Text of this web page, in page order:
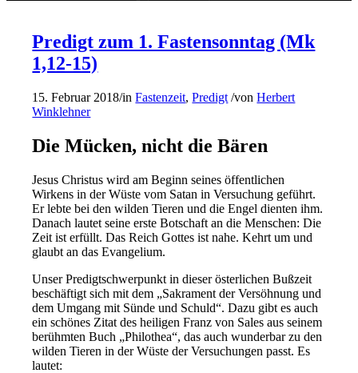
Predigt zum 1. Fastensonntag (Mk
1,12-15)
15. Februar 2018/inFastenzeit,Predigt /vonHerbert
Winklehner
Die Mücken, nicht die Bären
Jesus Christus wird am Beginn seines öffentlichen
Wirkens in der Wüste vom Satan in Versuchung geführt.
Er lebte bei den wilden Tieren und die Engel dienten ihm.
Danach lautet seine erste Botschaft an die Menschen: Die
Zeit ist erfüllt. Das Reich Gottes ist nahe. Kehrt um und
glaubt an das Evangelium.
Unser Predigtschwerpunkt in dieser österlichen Bußzeit
beschäftigt sich mit dem „Sakrament der Versöhnung und
dem Umgang mit Sünde und Schuld“. Dazu gibt es auch
ein schönes Zitat des heiligen Franz von Sales aus seinem
berühmten Buch „Philothea“, das auch wunderbar zu den
wilden Tieren in der Wüste der Versuchungen passt. Es
lautet: